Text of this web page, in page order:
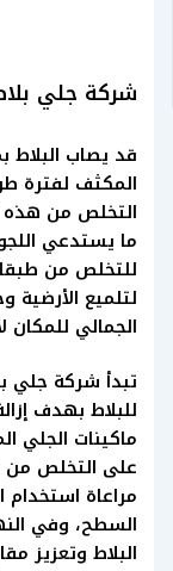
شركة جلي
قد يصاب البلاط
المكثف لفترة
التخلص من هذه
ما يستدعي
للتخلص من
لتلميع
الجمالي
تبدأ شركة جلي
للبلاط بهدف
ماكينات الجلي
على التخلص من
مراعاة استخدام
السطح، وفي
البلاط وتعزيز